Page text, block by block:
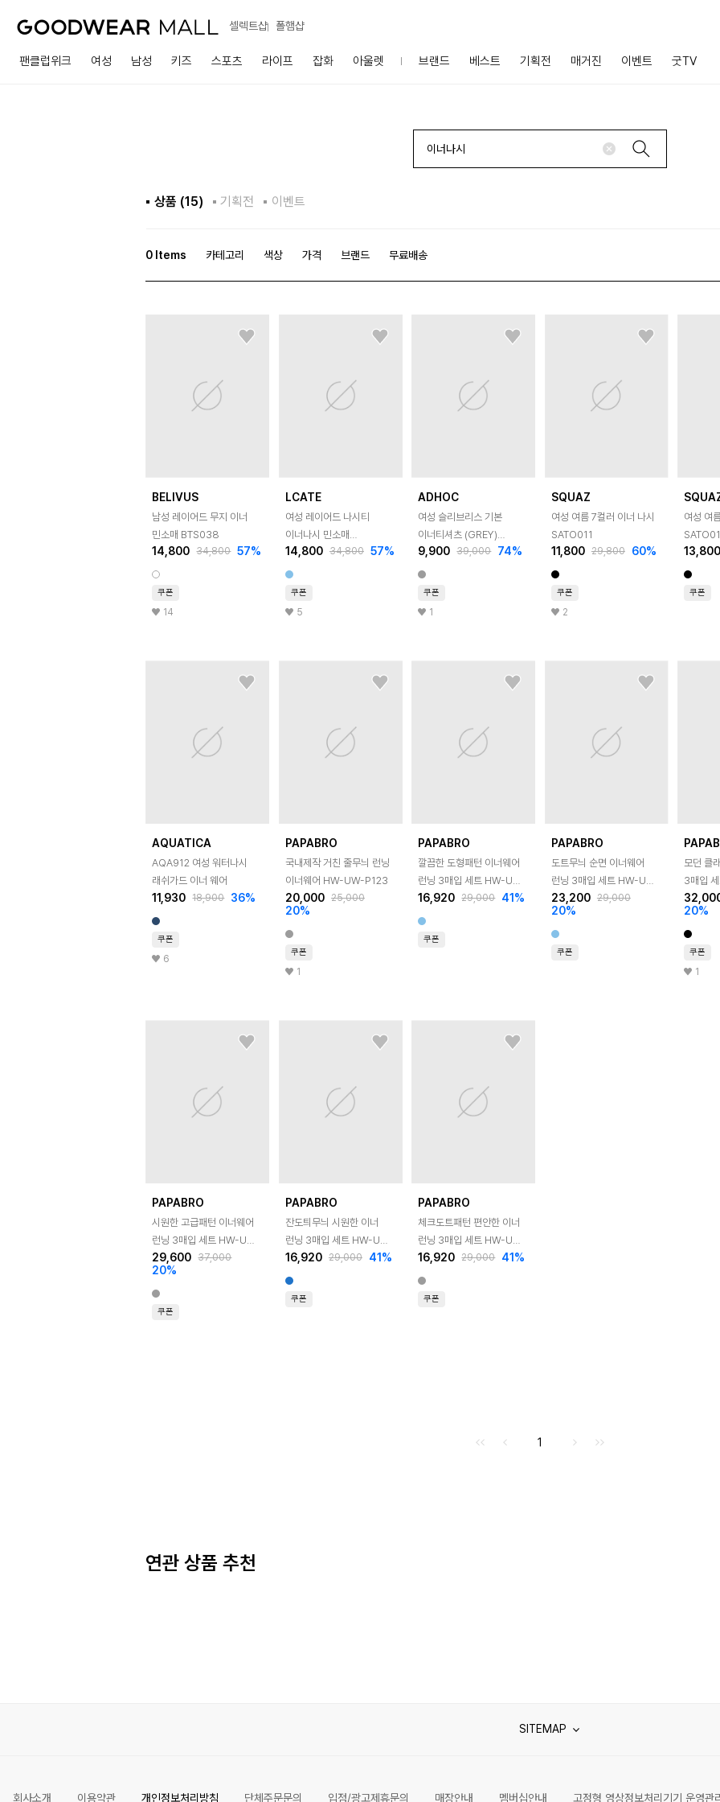
셀렉트샵 폴햄샵
팬클럽위크 여성 남성 키즈 스포츠 라이프 잡화 아울렛 브랜드 베스트 기획전 매거진 이벤트 굿TV
상품 (15) 기획전 이벤트
0 Items 카테고리 색상 가격 브랜드 무료배송
BELIVUS
남성 레이어드 무지 이너
민소매 BTS038
14,800 34,800 57%
쿠폰
14
LCATE
여성 레이어드 나시티
이너나시 민소매
슬리브리스 티셔츠
LNNT011
14,800 34,800 57%
쿠폰
5
ADHOC
여성 슬리브리스 기본
이너티셔츠 (GREY)
(HB6STA1)
9,900 39,000 74%
쿠폰
1
SQUAZ
여성 여름 7컬러 이너 나시
SATO011
11,800 29,800 60%
쿠폰
2
여성 여
쿠폰
AQUATICA
AQA912 여성 워터나시
래쉬가드 이너 웨어
11,930 18,900 36%
쿠폰
6
PAPABRO
국내제작 거친 줄무늬 런닝
이너웨어 HW-UW-P123
20,000 25,000
20%
쿠폰
1
PAPABRO
깔끔한 도형패턴 이너웨어
런닝 3매입 세트 HW-UW-
6026
16,920 29,000 41 %
쿠폰
PAPABRO
도트무늬 순면 이너웨어
런닝 3매입 세트 HW-UW-
MMR9001
23,200 29,000
20%
쿠폰
모던 클
3매입
20%
쿠폰
1
PAPABRO
시원한 고급패턴 이너웨어
런닝 3매입 세트 HW-UW-
VMR6311
29,600 37,000
20%
쿠폰
PAPABRO
잔도틔무늬 시원한 이너
런닝 3매입 세트 HW-UW-
BMR1101
16,920 29,000 41%
쿠폰
PAPABRO
체크도트패턴 편안한 이너
런닝 3매입 세트 HW-UW-
BMR1102
16,920 29,000 41%
쿠폰
이전으로
1다음으로
연관 상품 추천
SITEMAP
회사소개 이용약관 개인정보처리방침 단체주문문의 입점/광고제휴문의 매장안내 멤버십안내 고정형 영상정보처리기기 운영관